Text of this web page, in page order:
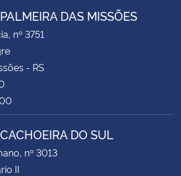
DAS MISSÕES
nº 3751
- RS
DO SUL
nº 3013
II